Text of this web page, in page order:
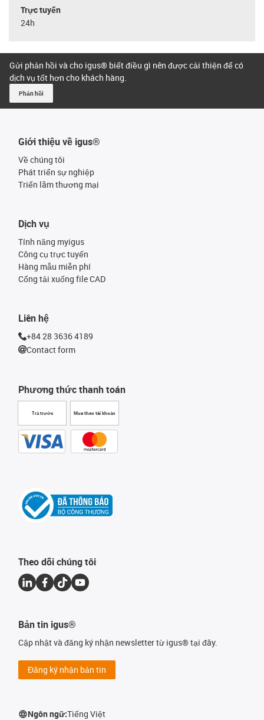
Trực tuyến
24h
Gửi phản hồi và cho igus® biết điều gì nên được cải thiện để có
dịch vụ tốt hơn cho khách hàng.
Phản hồi
Giới thiệu về igus®
Về chúng tôi
Phát triển sự nghiệp
Triển lãm thương mại
Phương thức thanh toán
Trả trước Mua theo tài khoản
Dịch vụ
Tính năng myigus
Công cụ trực tuyến
Hàng mẫu miễn phí
Cổng tải xuống file CAD
Liên hệ
+84 28 3636 4189
Contact form
Theo dõi chúng tôi
Bản tin igus®
Cập nhật và đăng ký nhận newsletter từ igus® tại đây.
Đăng ký nhận bản tin
Ngôn ngữ:Tiếng Việt